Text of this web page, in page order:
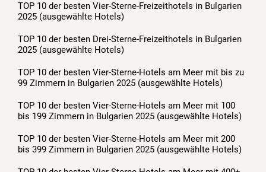
TOP 10 der besten Vier-Sterne-Freizeithotels in Bulgarien
2025 (ausgewählte Hotels)
TOP 10 der besten Drei-Sterne-Freizeithotels in Bulgarien
2025 (ausgewählte Hotels)
TOP 10 der besten Vier-Sterne-Hotels am Meer mit bis zu
99 Zimmern in Bulgarien 2025 (ausgewählte Hotels)
TOP 10 der besten Vier-Sterne-Hotels am Meer mit 100
bis 199 Zimmern in Bulgarien 2025 (ausgewählte Hotels)
TOP 10 der besten Vier-Sterne-Hotels am Meer mit 200
bis 399 Zimmern in Bulgarien 2025 (ausgewählte Hotels)